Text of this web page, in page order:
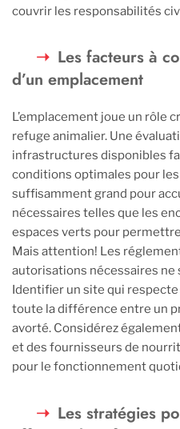
couvrir les responsabilités
Les facteurs à
d’un emplacement
L’emplacement joue un rôle
refuge animalier. Une
infrastructures disponibles
conditions optimales pour
suffisamment grand pour
nécessaires telles que les
espaces verts pour
Mais attention! Les
autorisations nécessaires ne
Identifier un site qui
toute la différence entre un
avorté. Considérez
et des fournisseurs de
pour le fonctionnement
Les stratégies